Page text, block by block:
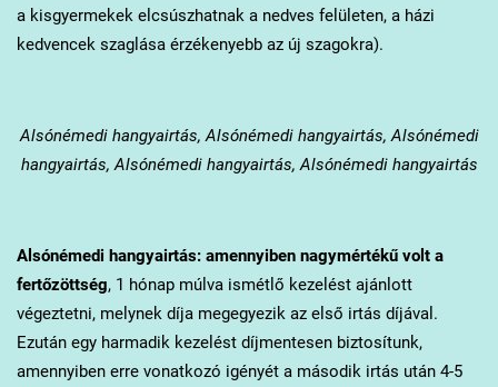
a kisgyermekek elcsúszhatnak a nedves felületen, a házi
kedvencek szaglása érzékenyebb az új szagokra).
Alsónémedihangyairtás, Alsónémedi hangyairtás, Alsónémedi
hangyairtás, Alsónémedi hangyairtás, Alsónémedi hangyairtás
Alsónémedi hangyairtás: amennyiben nagymértékű volt a
fertőzöttség, 1 hónap múlva ismétlő kezelést ajánlott
végeztetni, melynek díja megegyezik az első irtás díjával.
Ezután egy harmadik kezelést díjmentesen biztosítunk,
amennyiben erre vonatkozó igényét a második irtás után 4-5